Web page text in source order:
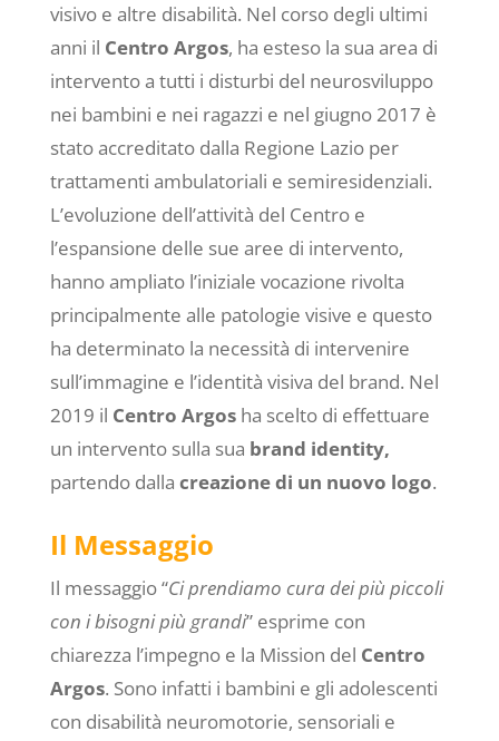
visivo e altre disabilità. Nel corso degli ultimi
anni il Centro Argos, ha esteso la sua area di
intervento a tutti i disturbi del neurosviluppo
nei bambini e nei ragazzi e nel giugno 2017 è
stato accreditato dalla Regione Lazio per
trattamenti ambulatoriali e semiresidenziali.
L’evoluzione dell’attività del Centro e
l’espansione delle sue aree di intervento,
hanno ampliato l’iniziale vocazione rivolta
principalmente alle patologie visive e questo
ha determinato la necessità di intervenire
sull’immagine e l’identità visiva del brand. Nel
2019 il Centro Argosha scelto di effettuare
un intervento sulla sua brand identity,
partendo dalla creazione di un nuovo logo.
Il Messaggio
Il messaggio “Ci prendiamo cura dei più piccoli
con i bisogni più grandi” esprime con
chiarezza l’impegno e la Mission del Centro
Argos. Sono infatti i bambini e gli adolescenti
con disabilità neuromotorie, sensoriali e